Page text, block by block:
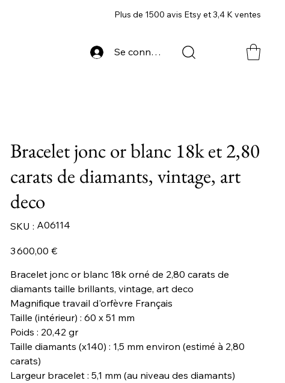
Se connecter
Plus de 1500 avis Etsy et 3,4 K ventes
Bracelet jonc or blanc 18k et 2,80
carats de diamants, vintage, art
deco
SKU :
SKU
A06114
A06114
Prix
3 600,00 €
Bracelet jonc or blanc 18k orné de 2,80 carats de
diamants taille brillants, vintage, art deco
Magnifique travail d'orfèvre Français
Taille (intérieur) : 60 x 51 mm
Poids : 20,42 gr
Taille diamants (x140) : 1,5 mm environ (estimé à 2,80
carats)
Largeur bracelet : 5,1 mm (au niveau des diamants)